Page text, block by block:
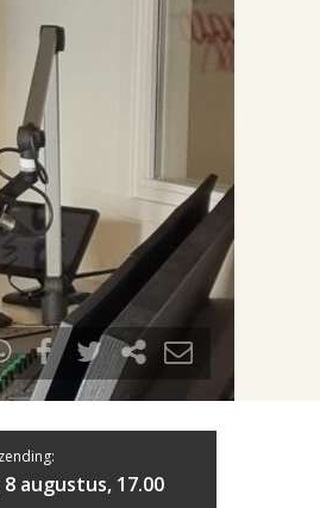
augustus, 17.00